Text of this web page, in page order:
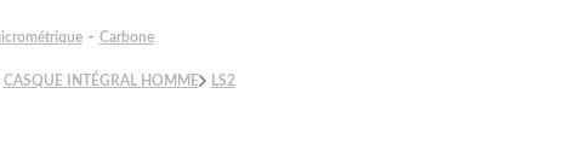
- Carbone
CASQUE INTÉGRAL HOMME LS2